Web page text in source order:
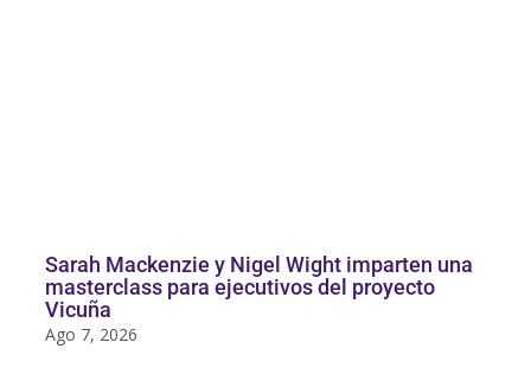
Sarah Mackenzie y Nigel Wight imparten una
masterclass para ejecutivos del proyecto
Vicuña
Ago 7, 2026